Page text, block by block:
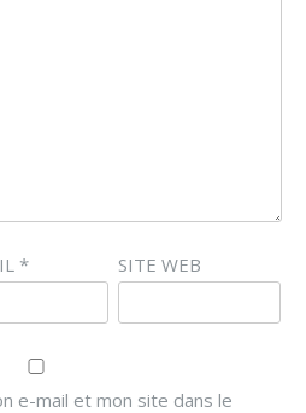
* SITE WEB
e-mail et mon site dans le